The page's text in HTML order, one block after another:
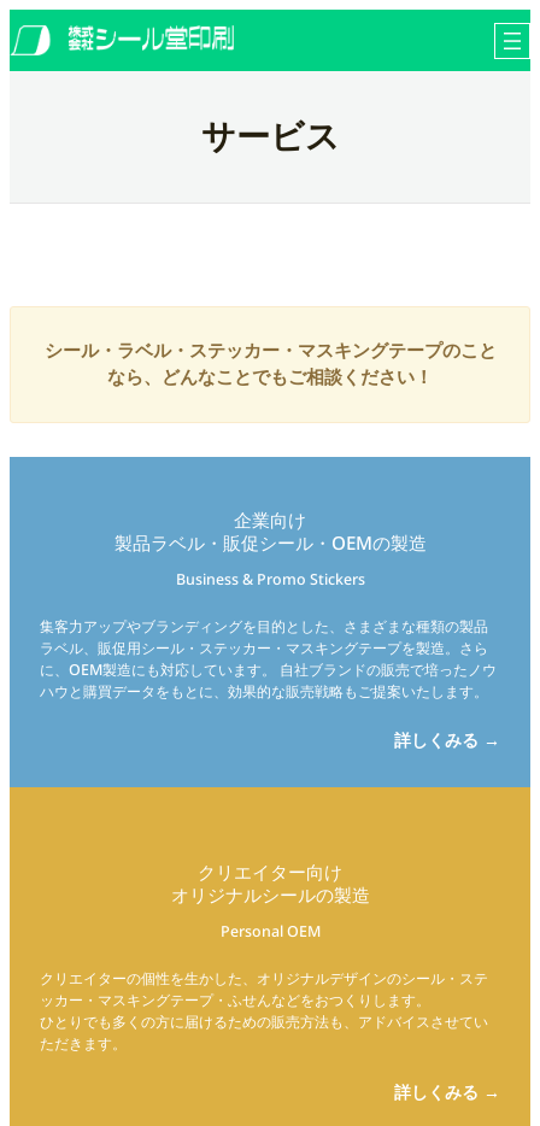
内
容
を
サービス
シール・ラベル・ステッカー・マスキングテープのこと
なら、どんなことでもご相談ください！
企業向け
製品ラベル・販促シール・OEMの製造
Business & Promo Stickers
集客力アップやブランディングを目的とした、さまざまな種類の製品
ラベル、販促用シール・ステッカー・マスキングテープを製造。さら
に、OEM製造にも対応しています。 自社ブランドの販売で培ったノウ
ハウと購買データをもとに、効果的な販売戦略もご提案いたします。
詳しくみる →
クリエイター向け
オリジナルシールの製造
Personal OEM
クリエイターの個性を生かした、オリジナルデザインのシール・ステ
ッカー・マスキングテープ・ふせんなどをおつくりします。
ひとりでも多くの方に届けるための販売方法も、アドバイスさせてい
ただきます。
詳しくみる →
イ
ン
イ
コ
ン
ア
イ
コ
ン
ア
イ
コ
ン
ク
ア
イ
コ
ン
ク
各種ダウンロードページ